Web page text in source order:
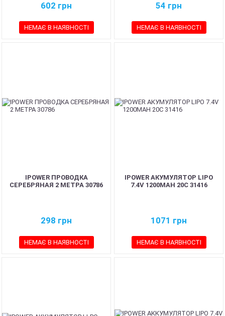
602 грн
НЕМАЄ В НАЯВНОСТІ
54 грн
НЕМАЄ В НАЯВНОСТІ
IPOWER ПРОВОДКА
СЕРЕБРЯНАЯ 2 МЕТРА 30786
298 грн
НЕМАЄ В НАЯВНОСТІ
IPOWER АКУМУЛЯТОР LIPO
7.4V 1200MAH 20C 31416
1071 грн
НЕМАЄ В НАЯВНОСТІ